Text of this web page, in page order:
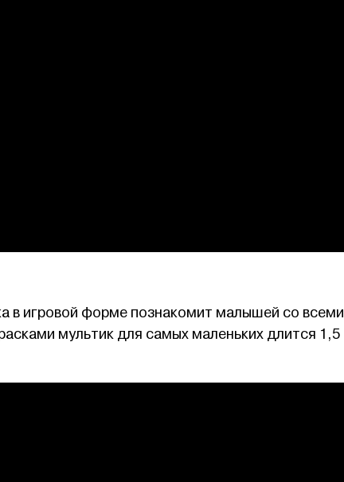
в игровой форме познакомит малышей со всеми
мультик для самых маленьких длится 1,5